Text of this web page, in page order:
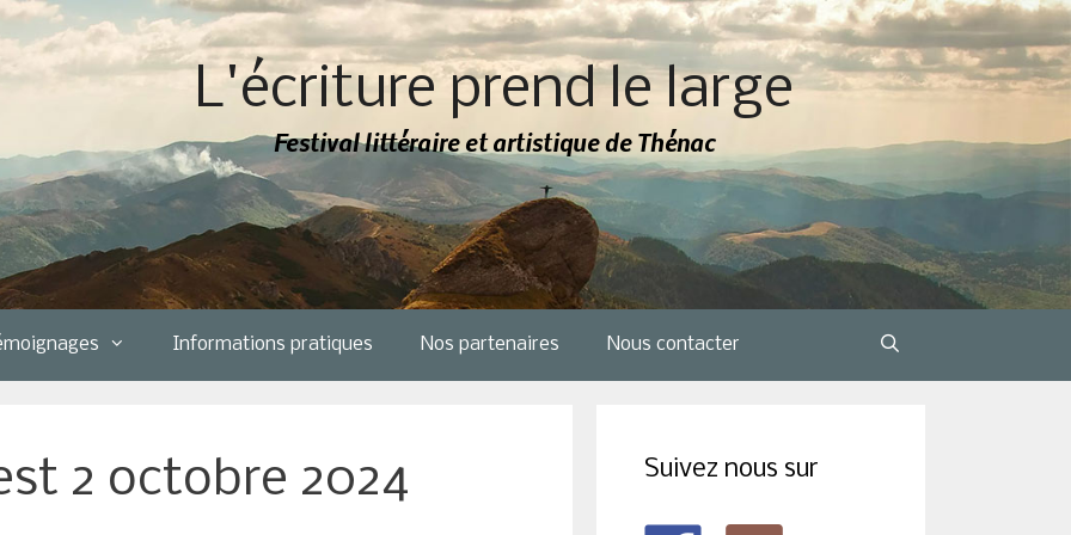
L'écriture prend le large
Festival littéraire et artistique de Thénac
Informations pratiques Nos partenaires Nous contacter
2 octobre 2024 Suivez nous sur